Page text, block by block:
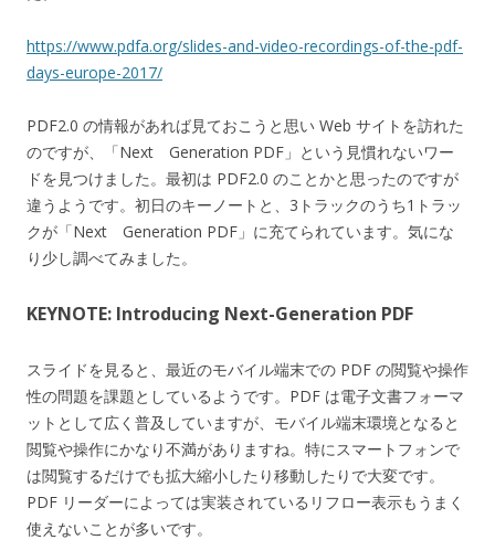
https://www.pdfa.org/slides-and-video-recordings-of-the-pdf-
days-europe-2017/
PDF2.0 の情報があれば見ておこうと思い Web サイトを訪れた
のですが、「Next Generation PDF」という見慣れないワー
ドを見つけました。最初は PDF2.0 のことかと思ったのですが
違うようです。初日のキーノートと、3トラックのうち1トラッ
クが「Next Generation PDF」に充てられています。気にな
り少し調べてみました。
KEYNOTE: Introducing Next-Generation PDF
スライドを見ると、最近のモバイル端末での PDF の閲覧や操作
性の問題を課題としているようです。PDF は電子文書フォーマ
ットとして広く普及していますが、モバイル端末環境となると
閲覧や操作にかなり不満がありますね。特にスマートフォンで
は閲覧するだけでも拡大縮小したり移動したりで大変です。
PDF リーダーによっては実装されているリフロー表示もうまく
使えないことが多いです。